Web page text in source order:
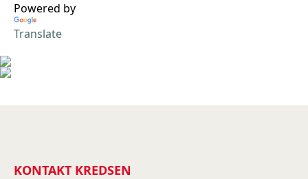
Powered by
Translate
KONTAKT KREDSEN